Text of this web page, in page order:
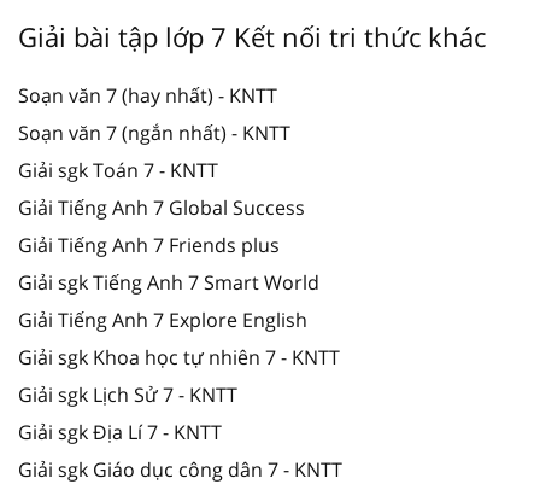
Giải bài tập lớp 7 Kết nối tri thức khác
Soạn văn 7 (hay nhất) - KNTT
Soạn văn 7 (ngắn nhất) - KNTT
Giải sgk Toán 7 - KNTT
Giải Tiếng Anh 7 Global Success
Giải Tiếng Anh 7 Friends plus
Giải sgk Tiếng Anh 7 Smart World
Giải Tiếng Anh 7 Explore English
Giải sgk Khoa học tự nhiên 7 - KNTT
Giải sgk Lịch Sử 7 - KNTT
Giải sgk Địa Lí 7 - KNTT
Giải sgk Giáo dục công dân 7 - KNTT